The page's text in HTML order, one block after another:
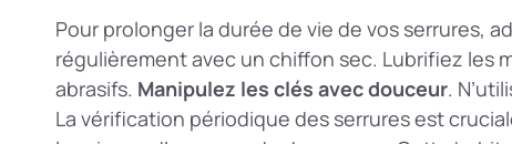
Pour prolonger la durée de vie de vos serrures,
régulièrement avec un chiffon sec. Lubrifiez les
abrasifs. Manipulez les clés avec douceur.
La vérification périodique des serruresest